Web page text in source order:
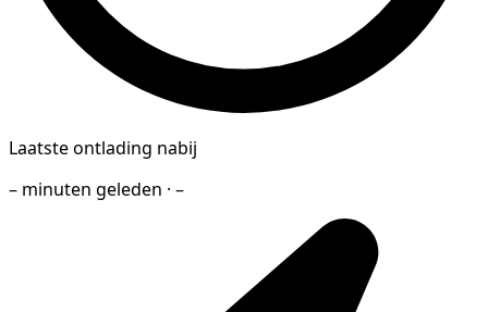
Laatste ontlading nabij
– minuten geleden · –